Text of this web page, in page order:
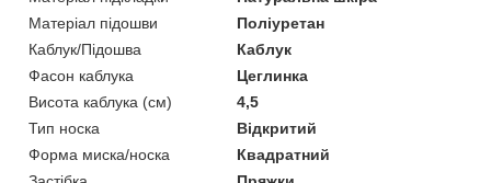
Матеріал підошви
Поліуретан
Каблук/Підошва
Каблук
Фасон каблука
Цеглинка
Висота каблука (см)
4,5
Тип носка
Відкритий
Форма миска/носка
Квадратний